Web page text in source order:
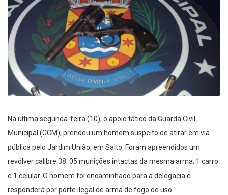
Na última segunda-feira (10), o apoio tático da Guarda Civil
Municipal (GCM), prendeu um homem suspeito de atirar em via
pública pelo Jardim União, em Salto. Foram apreendidos um
revólver calibre 38; 05 munições intactas da mesma arma; 1 carro
e 1 celular. O homem foi encaminhado para a delegacia e
responderá por porte ilegal de arma de fogo de uso